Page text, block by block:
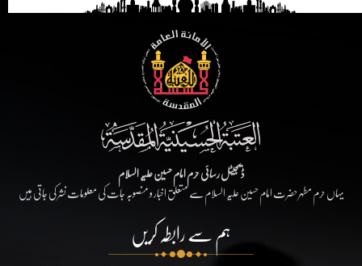
ڈیجیٹل رسائی حرم امام حسین علیہ السلام
یہاں حرم مطہر حضرت امام حسین علیہ السلام سے متعلق اخبار و منصوبہ جات کی معلومات نشر کی جاتی ہیں
ہم سے رابطہ کریں